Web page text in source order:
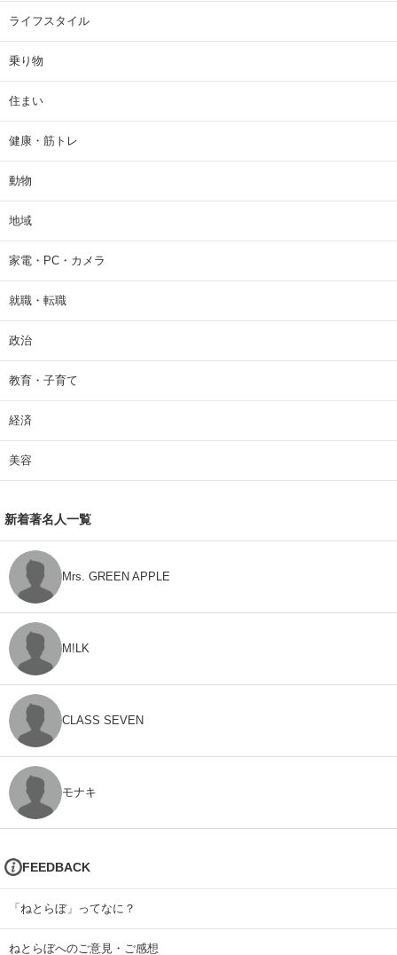
ライフスタイル
乗り物
住まい
健康・筋トレ
動物
地域
家電・PC・カメラ
就職・転職
政治
教育・子育て
経済
美容
新着著名人一覧
Mrs. GREEN APPLE
M!LK
CLASS SEVEN
モナキ
FEEDBACK
「ねとらぼ」ってなに？
ねとらぼへのご意見・ご感想